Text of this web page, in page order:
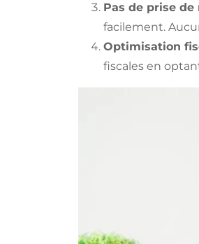
Pas de prise de
facilement.
Optimisation
fiscales en